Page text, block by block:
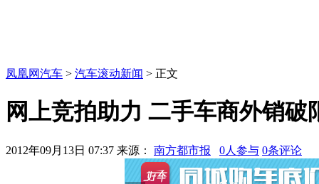
凤凰网汽车 > 汽车滚动新闻 > 正文
网上竞拍助力 二手车商外销破
2012年09月13日 07:37 来源： 南方都市报 0人参与 0条评论